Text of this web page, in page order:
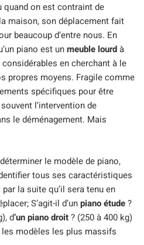
quand on est contraint de
maison, son déplacement fait
beaucoup d’entre nous. En
piano est unmeuble lourdà
en cherchant à le
propres moyens. Fragile comme
spécifiques pour être
l’intervention de
le déménagement. Mais
le modèle de piano,
tous ses caractéristiques
la suite qu’il sera tenu en
S’agit-il d’unpiano étude?
d’un piano droit? (250 à 400 kg)
modèles les plus massifs